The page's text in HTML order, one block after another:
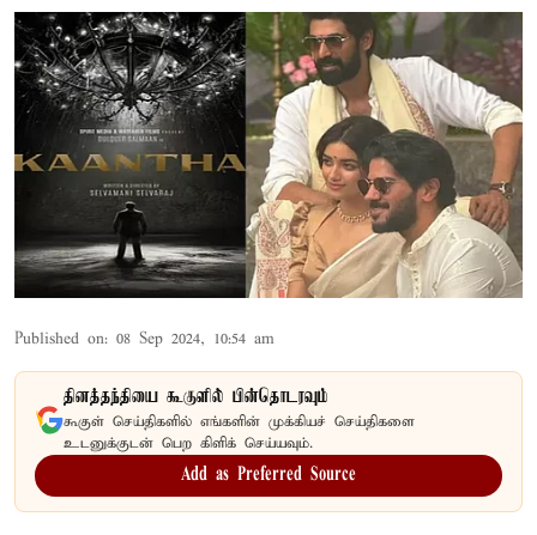
Published on: 08 Sep 2024, 10:54 am
தினத்தந்தியை கூகுளில் பின்தொடரவும்
கூகுள் செய்திகளில் எங்களின் முக்கியச் செய்திகளை
உடனுக்குடன் பெற கிளிக் செய்யவும்.
Add as Preferred Source